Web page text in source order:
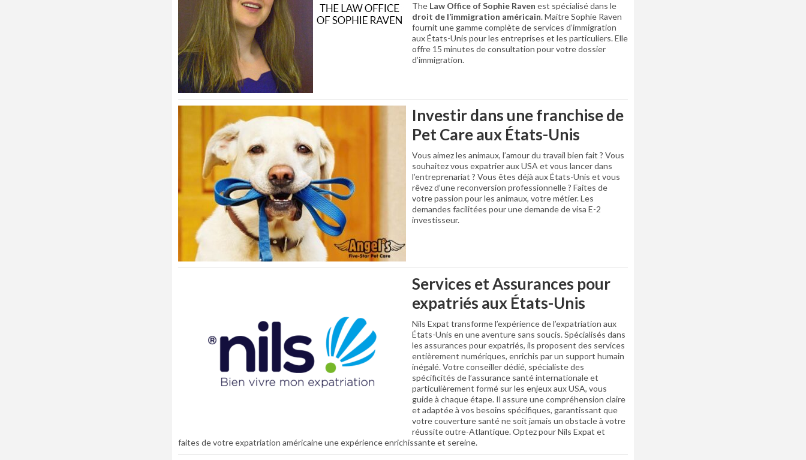
The Law Office of Sophie Raven est spécialisé dans le
droit de l’immigration américain. Maitre Sophie Raven
fournit une gamme complète de services d’immigration
aux États-Unis pour les entreprises et les particuliers. Elle
offre 15 minutes de consultation pour votre dossier
d’immigration.
Investir dans une franchise de
Pet Care aux États-Unis
Vous aimez les animaux, l’amour du travail bien fait ? Vous
souhaitez vous expatrier aux USA et vous lancer dans
l’entreprenariat ? Vous êtes déjà aux États-Unis et vous
rêvez d’une reconversion professionnelle ? Faites de
votre passion pour les animaux, votre métier. Les
demandes facilitées pour une demande de visa E-2
investisseur.
Services et Assurances pour
expatriés aux États-Unis
Nils Expat transforme l’expérience de l’expatriation aux
États-Unis en une aventure sans soucis. Spécialisés dans
les assurances pour expatriés, ils proposent des services
entièrement numériques, enrichis par un support humain
inégalé. Votre conseiller dédié, spécialiste des
spécificités de l’assurance santé internationale et
particulièrement formé sur les enjeux aux USA, vous
guide à chaque étape. Il assure une compréhension claire
et adaptée à vos besoins spécifiques, garantissant que
votre couverture santé ne soit jamais un obstacle à votre
réussite outre-Atlantique. Optez pour Nils Expat et
faites de votre expatriation américaine une expérience enrichissante et sereine.